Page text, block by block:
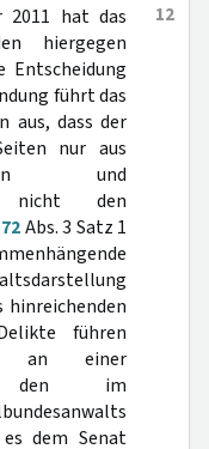
12
2011 hat das
hiergegen
Entscheidung
führt das
aus, dass der
nur aus
und
nicht den
Abs. 3 Satz 1
hinreichenden
führen
an einer
den im
dem Senat